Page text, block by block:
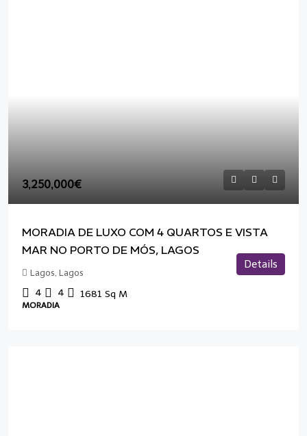
3,250,000€
MORADIA DE LUXO COM 4 QUARTOS E VISTA
MAR NO PORTO DE MÓS, LAGOS
Lagos, Lagos
4 4 1681 Sq M
MORADIA
Details